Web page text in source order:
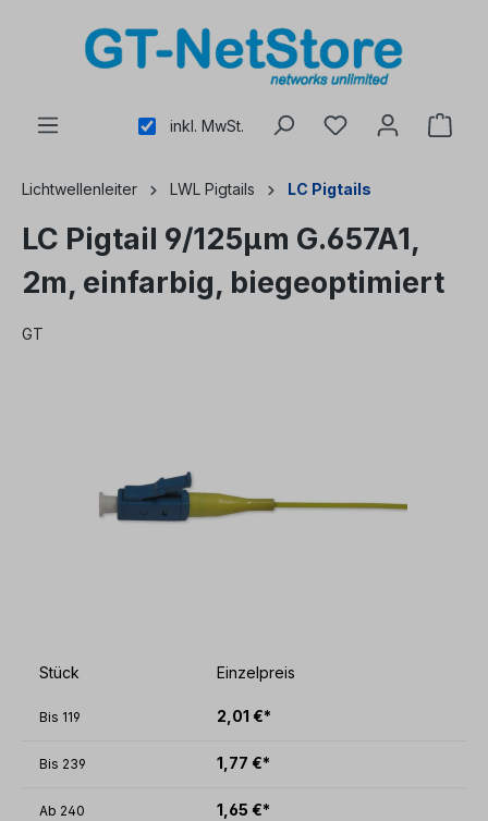
inkl. MwSt.
Lichtwellenleiter LWL Pigtails LC Pigtails
LC Pigtail 9/125µm G.657A1,
2m, einfarbig, biegeoptimiert
GT
Stück Einzelpreis
Bis 119 2,01 €*
Bis 239 1,77 €*
Ab 240 1,65 €*